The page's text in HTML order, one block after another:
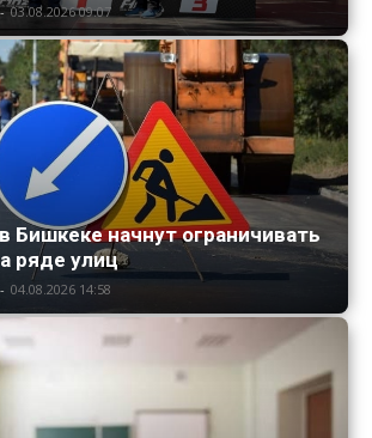
- 03.08.2026 09:07
Бишкеке начнут ограничивать
ряде улиц
- 04.08.2026 14:58